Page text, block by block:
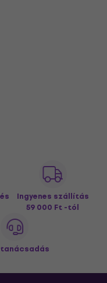
Ingyenes szállítás
59 000 Ft -tól